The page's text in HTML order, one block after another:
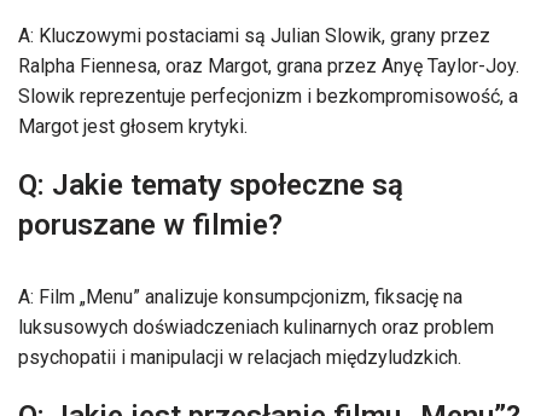
A: Kluczowymi postaciami są Julian Slowik, grany przez
Ralpha Fiennesa, oraz Margot, grana przez Anyę Taylor-Joy.
Slowik reprezentuje perfecjonizm i bezkompromisowość, a
Margot jest głosem krytyki.
Q: Jakie tematy społeczne są
poruszane w filmie?
A: Film „Menu” analizuje konsumpcjonizm, fiksację na
luksusowych doświadczeniach kulinarnych oraz problem
psychopatii i manipulacji w relacjach międzyludzkich.